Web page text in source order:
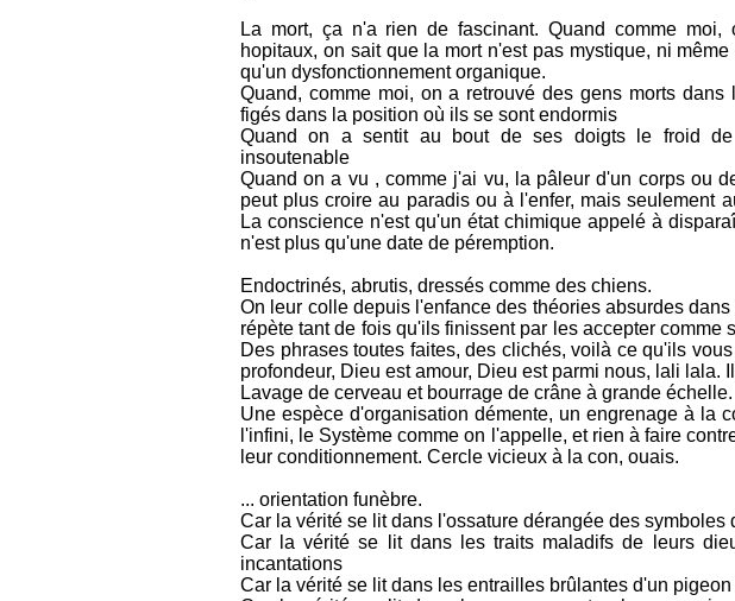
La mort, ça n'a rien de fascinant. Quand comme
hopitaux, on sait que la mort n'est pas mystique, ni
qu'un dysfonctionnement organique.
Quand, comme moi, on a retrouvé des gens morts dans
figés dans la position où ils se sont endormis
Quand on a sentit au bout de ses doigts le froid
insoutenable
Quand on a vu , comme j'ai vu, la pâleur d'un corps ou
peut plus croire au paradis ou à l'enfer, mais seulement
La conscience n'est qu'un état chimique appelé à
n'est plus qu'une date de péremption.
Endoctrinés, abrutis, dressés comme des chiens.
On leur colle depuis l'enfance des théories absurdes
répète tant de fois qu'ils finissent par les accepter
Des phrases toutes faites, des clichés, voilà ce qu'ils
profondeur, Dieu est amour, Dieu est parmi nous, lali lala.
Lavage de cerveau et bourrage de crâne à grande échelle.
Une espèce d'organisation démente, un engrenage à la
l'infini, le Système comme on l'appelle, et rien à faire
leur conditionnement. Cercle vicieux à la con, ouais.
... orientation funèbre.
Car la vérité se lit dans l'ossature dérangée des
Car la vérité se lit dans les traits maladifs de leurs
incantations
Car la vérité se lit dans les entrailles brûlantes d'un